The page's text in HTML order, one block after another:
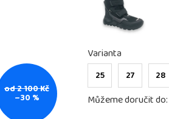
od 2 100 Kč
–30 %
Varianta
25 27 28
Můžeme doručit do: